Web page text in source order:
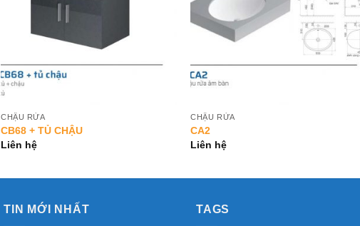
CHẬU RỬA
CB68 + TỦ CHẬU
Liên hệ
CHẬU RỬA
CA2
Liên hệ
TIN MỚI NHẤT TAGS